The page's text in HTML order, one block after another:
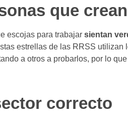
que
escojas para trabajar sientan
estrellas de las RRSS utilizan
a otros a probarlos, por lo
correcto